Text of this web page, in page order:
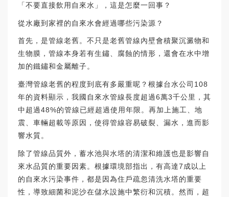
「不要直接飲用自來水」，這是怎麼一回事？
從水廠到家裡的自來水會經過哪些污染源？
首先，是管線老舊。不只是老舊管線內壁會積聚沉澱物和
生物膜，管線本身若有生鏽、腐蝕的情形，還會在水中增
加的鐵鏽和金屬離子。
臺灣管線老舊的程度到底有多嚴重呢？根據台水公司108
年的資料顯示，我國自來水管線長度超過6萬3千公里，其
中超過48%的管線已經超過使用年限。再加上施工、地
震、車輛超載等原因，使得管線容易破裂、漏水，進而影
響水質。
除了管線品質外，蓄水池與水塔的清潔和維護也是影響自
來水品質的重要因素。根據環境部指出，有高達7成以上
的自來水污染事件，都是因為住戶疏忽清洗水塔的重要
性，導致細菌和泥沙在儲水設施中繁衍和沉積。然而，超